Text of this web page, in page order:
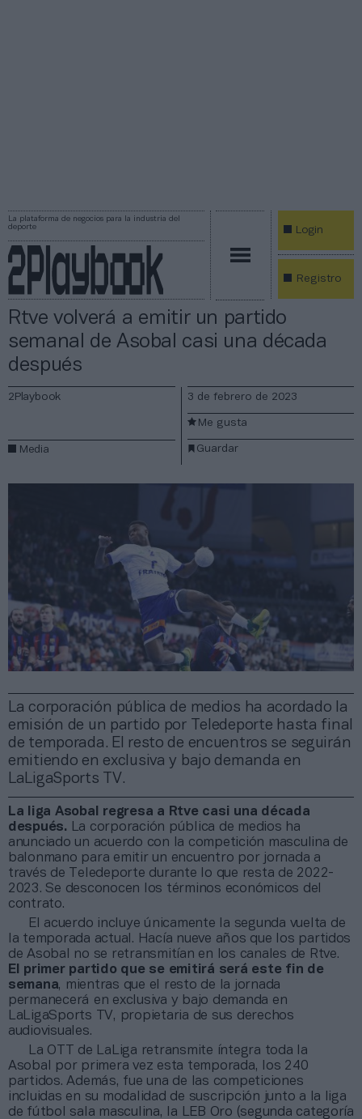
La plataforma de negocios para la industria del
deporte
Login
Registro
Rtve volverá a emitir un partido
semanal de Asobal casi una década
después
La corporación pública de medios ha acordado la
emisión de un partido por Teledeporte hasta final
de temporada. El resto de encuentros se seguirán
emitiendo en exclusiva y bajo demanda en
LaLigaSports TV.
2Playbook
Media
3 de febrero de 2023
Guardar
Me gusta
La liga Asobal regresa a Rtve casi una década
después. La corporación pública de medios ha
anunciado un acuerdo con la competición masculina de
balonmano para emitir un encuentro por jornada a
través de Teledeporte durante lo que resta de 2022-
2023. Se desconocen los términos económicos del
contrato.
El acuerdo incluye únicamente la segunda vuelta de
la temporada actual. Hacía nueve años que los partidos
de Asobal no se retransmitían en los canales de Rtve.
El primer partido que se emitirá será este fin de
semana, mientras que el resto de la jornada
permanecerá en exclusiva y bajo demanda en
LaLigaSports TV, propietaria de sus derechos
audiovisuales.
La OTT de LaLiga retransmite íntegra toda la
Asobal por primera vez esta temporada, los 240
partidos. Además, fue una de las competiciones
incluidas en su modalidad de suscripción junto a la liga
de fútbol sala masculina, la LEB Oro (segunda categoría